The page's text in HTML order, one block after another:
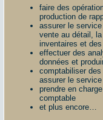
faire des
production de
assurer le
vente au détail,
inventaires et
effectuer des
données et
comptabiliser
assurer le
prendre en
comptable
et plus encore…